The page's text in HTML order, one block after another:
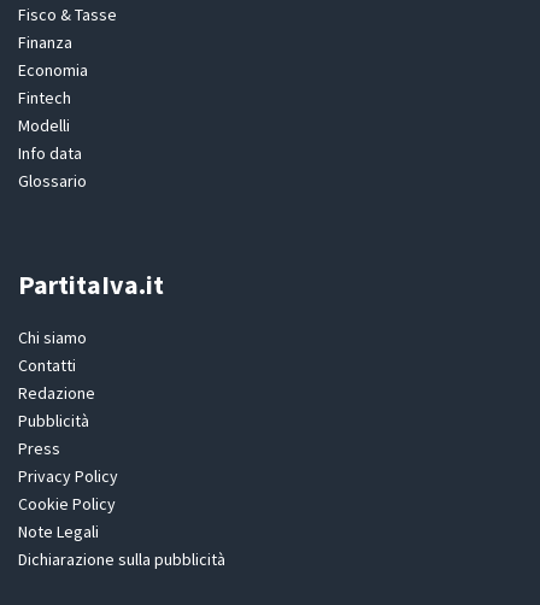
Fisco & Tasse
Finanza
Economia
Fintech
Modelli
Info data
Glossario
PartitaIva.it
Chi siamo
Contatti
Redazione
Pubblicità
Press
Privacy Policy
Cookie Policy
Note Legali
Dichiarazione sulla pubblicità